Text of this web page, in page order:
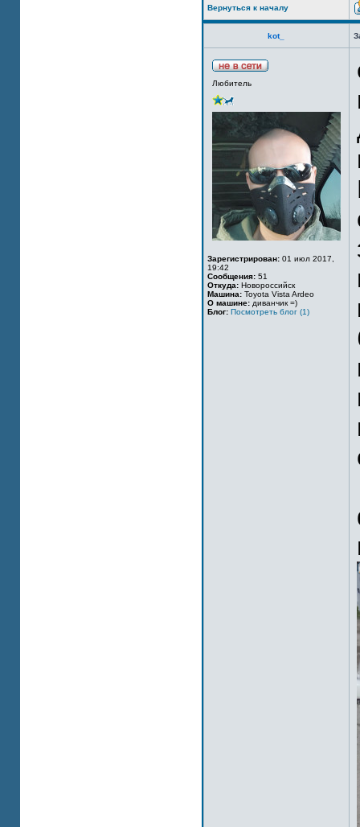
Вернуться к началу
kot_
Любитель
Зарегистрирован: 01 июл 2017,
19:42
Сообщения: 51
Откуда: Новороссийск
Машина: Toyota Vista Ardeo
О машине: диванчик =)
Блог: Посмотреть блог (1)